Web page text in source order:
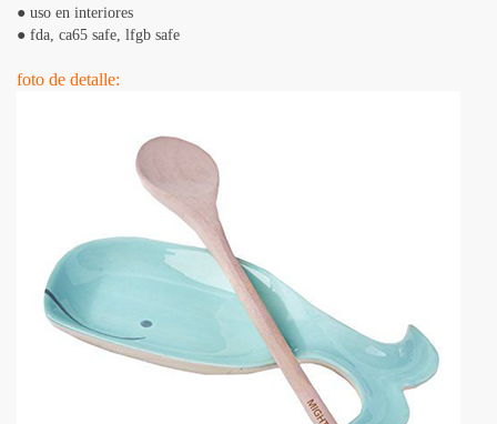
● uso en interiores
● fda, ​​ca65 safe, lfgb safe
foto de detalle: